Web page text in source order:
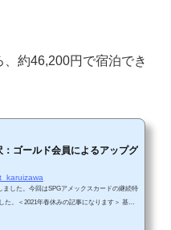
約46,200円で宿泊でき
ゴールド会員によるアップグ
した。今回はSPGアメックスカードの継続特
。＜2021年春休みの記事になります＞ 基本